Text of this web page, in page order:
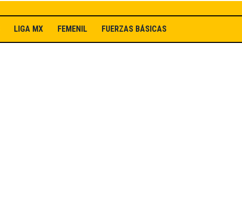
LIGA MX FEMENIL FUERZAS BÁSICAS